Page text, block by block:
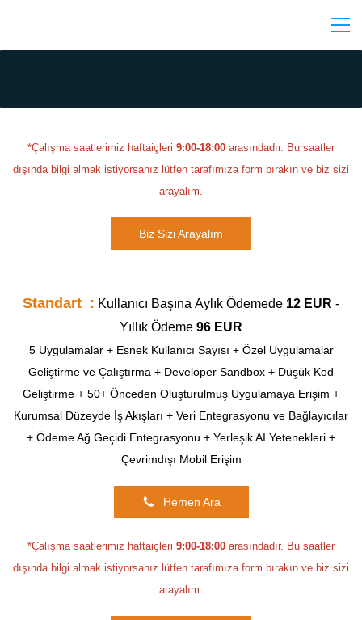
*Çalışma saatlerimiz haftaiçleri 9:00-18:00 arasındadır. Bu saatler
dışında bilgi almak istiyorsanız lütfen tarafımıza form bırakın ve biz sizi
arayalım.
Biz Sizi Arayalım
Standart : Kullanıcı Başına Aylık Ödemede 12 EUR -
Yıllık Ödeme 96 EUR
5 Uygulamalar + Esnek Kullanıcı Sayısı + Özel Uygulamalar
Geliştirme ve Çalıştırma + Developer Sandbox + Düşük Kod
Geliştirme + 50+ Önceden Oluşturulmuş Uygulamaya Erişim +
Kurumsal Düzeyde İş Akışları + Veri Entegrasyonu ve Bağlayıcılar
+ Ödeme Ağ Geçidi Entegrasyonu + Yerleşik AI Yetenekleri +
Çevrimdışı Mobil Erişim
Hemen Ara
*Çalışma saatlerimiz haftaiçleri 9:00-18:00 arasındadır. Bu saatler
dışında bilgi almak istiyorsanız lütfen tarafımıza form bırakın ve biz sizi
arayalım.